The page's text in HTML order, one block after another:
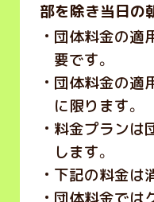
部を除き当日の
団体料金の適
要です。
団体料金の適
に限ります。
料金プランは
します。
下記の料金は
団体料金では